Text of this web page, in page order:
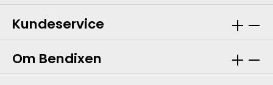
Kundeservice
Om Bendixen